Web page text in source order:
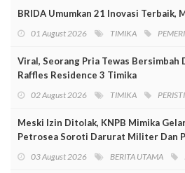
BRIDA Umumkan 21 Inovasi Terbaik,
01 August 2026 TIMIKA
Viral, Seorang Pria Tewas Bersimbah
Raffles Residence 3 Timika
02 August 2026 TIMIKA
Meski Izin Ditolak, KNPB Mimika
Petrosea Soroti Darurat Militer Dan
03 August 2026 BERITA UTAMA